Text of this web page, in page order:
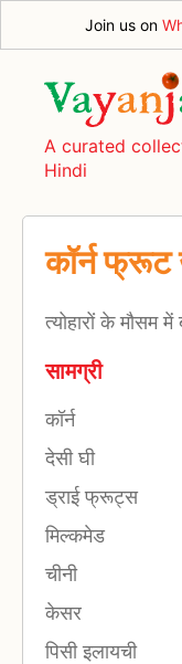
Join us on
A curated
Hindi
कॉर्न फ्रूट
त्योहारों के मौसम
सामग्री
कॉर्न
देसी घी
ड्राई फ्रूट्स
मिल्कमेड
चीनी
केसर
पिसी इलायची